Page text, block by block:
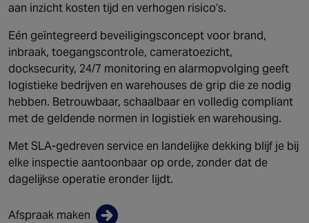
aan inzicht kosten tijd en verhogen risico’s.
Eén geïntegreerd beveiligingsconcept voor brand,
inbraak, toegangscontrole, cameratoezicht,
docksecurity, 24/7 monitoring en alarmopvolging geeft
logistieke bedrijven en warehouses de grip die ze nodig
hebben. Betrouwbaar, schaalbaar en volledig compliant
met de geldende normen in logistiek en warehousing.
Met SLA-gedreven service en landelijke dekking blijf je bij
elke inspectie aantoonbaar op orde, zonder dat de
dagelijkse operatie eronder lijdt.
Afspraak maken